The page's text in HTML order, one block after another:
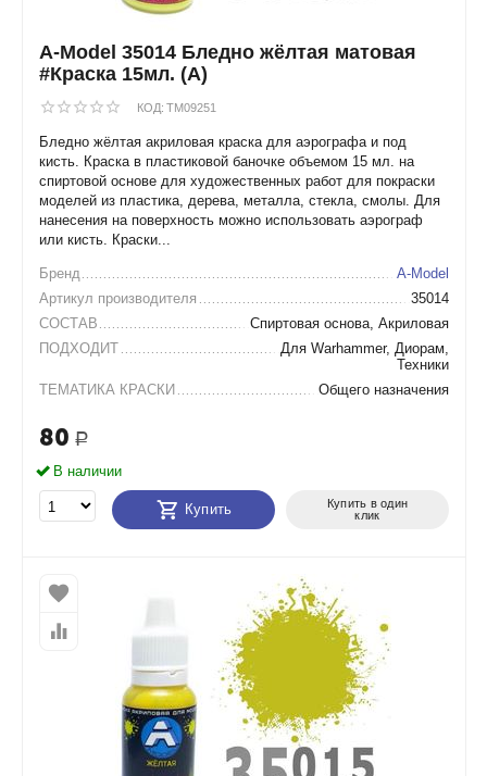
A-Model 35014 Бледно жёлтая матовая
#Краска 15мл. (А)
КОД: TM09251
Бледно жёлтая акриловая краска для аэрографа и под
кисть. Краска в пластиковой баночке объемом 15 мл. на
спиртовой основе для художественных работ для покраски
моделей из пластика, дерева, металла, стекла, смолы. Для
нанесения на поверхность можно использовать аэрограф
или кисть. Краски...
Бренд
A-Model
Артикул производителя
35014
СОСТАВ
Спиртовая основа, Акриловая
ПОДХОДИТ
Для Warhammer, Диорам,
Техники
ТЕМАТИКА КРАСКИ
Общего назначения
80 Р
В наличии
Купить
Купить в один
клик